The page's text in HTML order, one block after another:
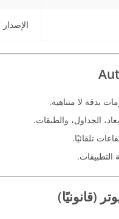
الإصدار 4.7
بدقة لا متناهية.
الجداول، والطبقات.
تلقائيًا.